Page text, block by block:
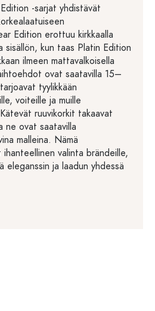
-sarjat yhdistävät
Edition erottuu kirkkaalla
sisällön, kun taas Platin Edition
ilmeen mattavalkoisella
ovat saatavilla 15–
tyylikkään
voiteille ja muille
ruuvikorkit takaavat
ne ovat saatavilla
malleina. Nämä
valinta brändeille,
eleganssin ja laadun yhdessä